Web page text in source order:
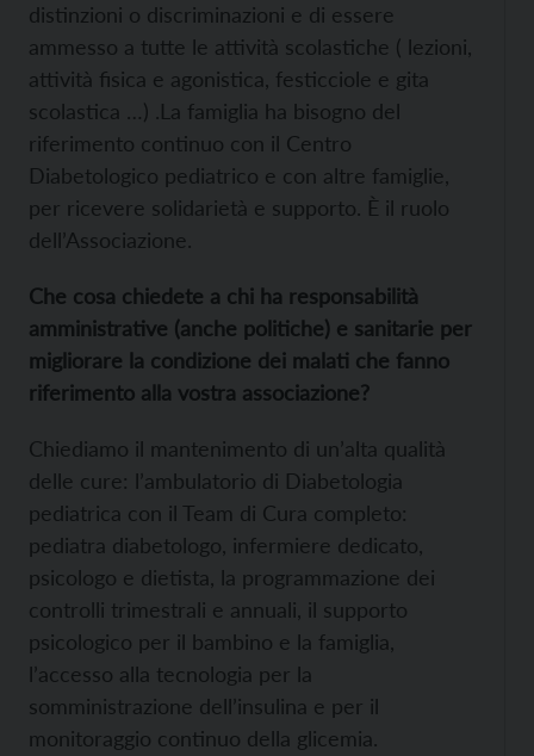
distinzioni o discriminazioni e di essere
ammesso a tutte le attività scolastiche ( lezioni,
attività fisica e agonistica, festicciole e gita
scolastica …) .La famiglia ha bisogno del
riferimento continuo con il Centro
Diabetologico pediatrico e con altre famiglie,
per ricevere solidarietà e supporto. È il ruolo
dell’Associazione.
Che cosa chiedete a chi ha responsabilità
amministrative (anche politiche) e sanitarie per
migliorare la condizione dei malati che fanno
riferimento alla vostra associazione?
Chiediamo il mantenimento di un’alta qualità
delle cure: l’ambulatorio di Diabetologia
pediatrica con il Team di Cura completo:
pediatra diabetologo, infermiere dedicato,
psicologo e dietista, la programmazione dei
controlli trimestrali e annuali, il supporto
psicologico per il bambino e la famiglia,
l’accesso alla tecnologia per la
somministrazione dell’insulina e per il
monitoraggio continuo della glicemia.